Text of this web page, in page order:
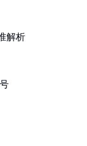
解析